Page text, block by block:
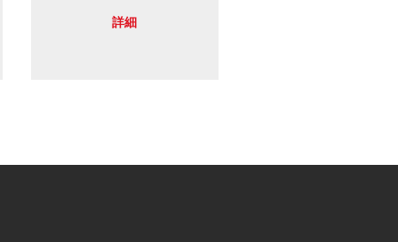
詳細